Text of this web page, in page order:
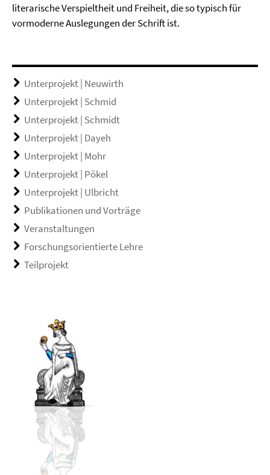
literarische Verspieltheit und Freiheit, die so typisch für
vormoderne Auslegungen der Schrift ist.
Unterprojekt | Neuwirth
Unterprojekt | Schmid
Unterprojekt | Schmidt
Unterprojekt | Dayeh
Unterprojekt | Mohr
Unterprojekt | Pökel
Unterprojekt | Ulbricht
Publikationen und Vorträge
Veranstaltungen
Forschungsorientierte Lehre
Teilprojekt